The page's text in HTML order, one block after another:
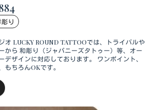
り
オ LUCKY ROUND TATTOOでは、トライバルや
から 和彫り（ジャパニーズタトゥー）等、オー
デザインに対応しております。 ワンポイント、
もちろんOKです。